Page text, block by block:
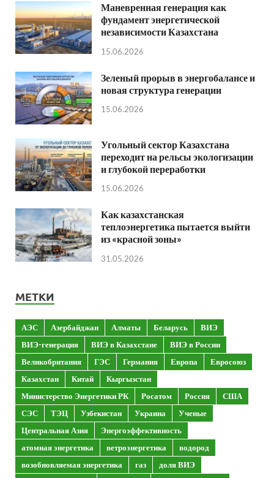
Маневренная генерация как
фундамент энергетической
независимости Казахстана
15.06.2026
Зеленый прорыв в энергобалансе и
новая структура генерации
15.06.2026
Угольный сектор Казахстана
переходит на рельсы экологизации
и глубокой переработки
15.06.2026
Как казахстанская
теплоэнергетика пытается выйти
из «красной зоны»
31.05.2026
МЕТКИ
АЭС Азербайджан Алматы Беларусь
ВИЭ
ВИЭ-генерация
ВИЭ в Казахстане
ВИЭ в России
Великобритания
ГЭС Германия Европа
Евросоюз
Казахстан
Китай
Кыргызстан
Министерство Энергетики РК
Росатом Россия
США
СЭС
ТЭЦ Узбекистан Украина
Ученые
Центральная Азия
Энергоэффективность
атомная энергетика
ветроэнергетика
водород
возобновляемая энергетика
газ
доля ВИЭ